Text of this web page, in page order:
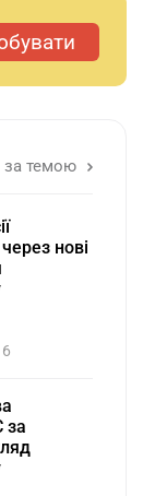
за темою
нові
за